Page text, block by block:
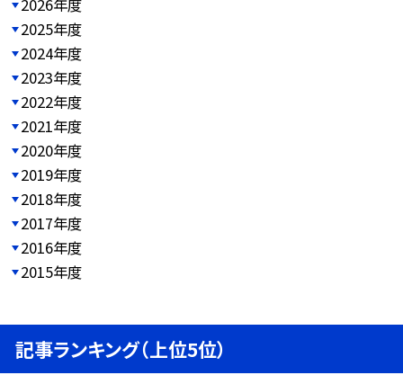
2026年度
2025年度
2024年度
2023年度
2022年度
2021年度
2020年度
2019年度
2018年度
2017年度
2016年度
2015年度
記事ランキング（上位5位）